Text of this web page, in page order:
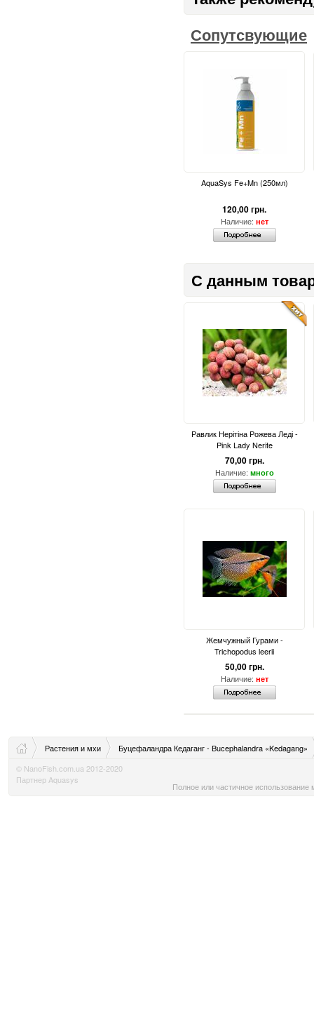
Сопутсвующие
AquaSys Fe+Mn (250мл)
120,00 грн.
Наличие: нет
С данным
Равлик Нерітіна Рожева Леді -
Pink Lady Nerite
70,00 грн.
Наличие: много
Жемчужный Гурами -
Trichopodus leerii
50,00 грн.
Наличие: нет
Растения и мхи
Буцефаландра Кедаганг - Bucephalandra «Kedagang»
© NanoFish.com.ua 2012-2020
Партнер Aquasys
Полное или частичное